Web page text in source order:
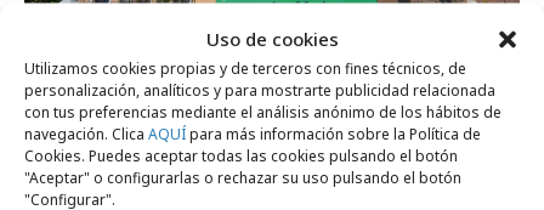
Uso de cookies
Utilizamos cookies propias y de terceros con fines técnicos, de
personalización, analíticos y para mostrarte publicidad relacionada
con tus preferencias mediante el análisis anónimo de los hábitos de
navegación. Clica AQUÍpara más información sobre la Política de
Cookies. Puedes aceptar todas las cookies pulsando el botón
"Aceptar" o configurarlas o rechazar su uso pulsando el botón
"Configurar".
miércoles, 19 de junio 2024